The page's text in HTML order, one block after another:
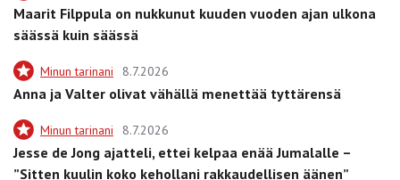
Maarit Filppula on nukkunut kuuden vuoden ajan ulkona
säässä kuin säässä
Minun tarinani 8.7.2026
Anna ja Valter olivat vähällä menettää tyttärensä
Minun tarinani 8.7.2026
Jesse de Jong ajatteli, ettei kelpaa enää Jumalalle –
”Sitten kuulin koko kehollani rakkaudellisen äänen”